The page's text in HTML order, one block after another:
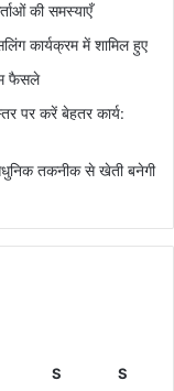
की समस्याएँ
कार्यक्रम में शामिल हुए
फैसले
पर करें बेहतर कार्य:
तकनीक से खेती बनेगी
S S